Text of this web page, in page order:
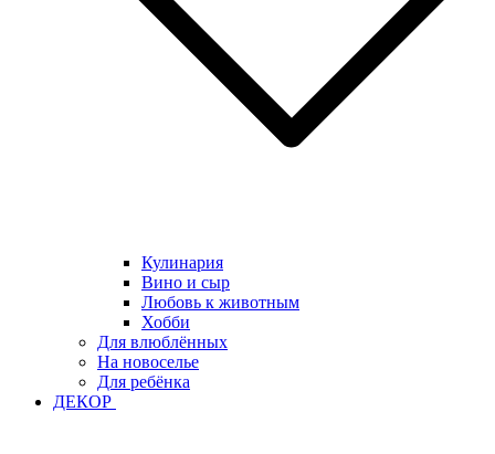
Кулинария
Вино и сыр
Любовь к животным
Хобби
Для влюблённых
На новоселье
Для ребёнка
ДЕКОР